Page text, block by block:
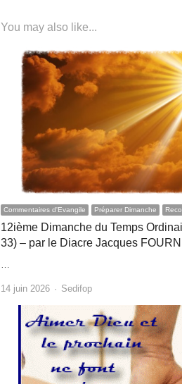
You may also like...
Commentaires d'Evangile Préparer Dimanche
12ième Dimanche du Temps
33) – par le Diacre Jacques
14 juin 2026 Author
Sedifop